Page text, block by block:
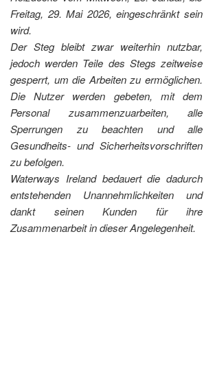
Freitag, 29. Mai 2026, eingeschränkt sein
wird.
Der Steg bleibt zwar weiterhin nutzbar,
jedoch werden Teile des Stegs zeitweise
gesperrt, um die Arbeiten zu ermöglichen.
Die Nutzer werden gebeten, mit dem
Personal zusammenzuarbeiten, alle
Sperrungen zu beachten und alle
Gesundheits- und Sicherheitsvorschriften
zu befolgen.
Waterways Ireland bedauert die dadurch
entstehenden Unannehmlichkeiten und
dankt seinen Kunden für ihre
Zusammenarbeit in dieser Angelegenheit.